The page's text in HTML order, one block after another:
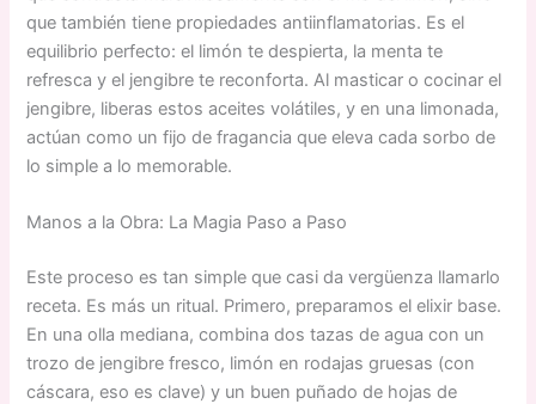
que también tiene propiedades antiinflamatorias. Es el
equilibrio perfecto: el limón te despierta, la menta te
refresca y el jengibre te reconforta. Al masticar o cocinar el
jengibre, liberas estos aceites volátiles, y en una limonada,
actúan como un fijo de fragancia que eleva cada sorbo de
lo simple a lo memorable.
Manos a la Obra: La Magia Paso a Paso
Este proceso es tan simple que casi da vergüenza llamarlo
receta. Es más un ritual. Primero, preparamos el elixir base.
En una olla mediana, combina dos tazas de agua con un
trozo de jengibre fresco, limón en rodajas gruesas (con
cáscara, eso es clave) y un buen puñado de hojas de